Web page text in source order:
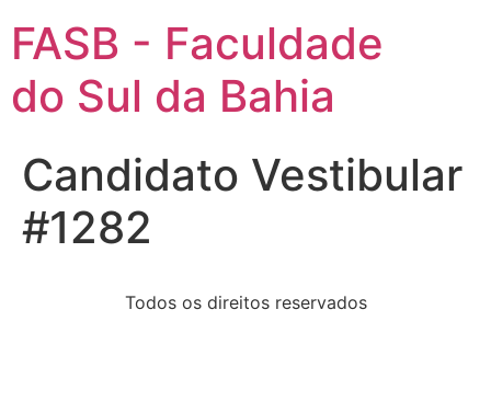
FASB - Faculdade
do Sul da Bahia
Candidato Vestibular
#1282
Todos os direitos reservados